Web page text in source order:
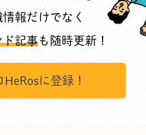
報だけでなく
ド記事も随時更新！
に登録！